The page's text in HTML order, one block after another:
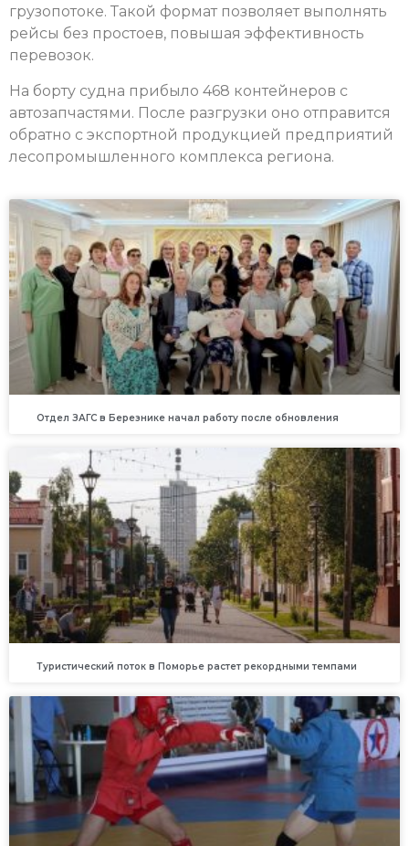
грузопотоке. Такой формат позволяет выполнять
рейсы без простоев, повышая эффективность
перевозок.
На борту судна прибыло 468 контейнеров с
автозапчастями. После разгрузки оно отправится
обратно с экспортной продукцией предприятий
лесопромышленного комплекса региона.
Отдел ЗАГС в Березнике начал работу после обновления
Туристический поток в Поморье растет рекордными темпами